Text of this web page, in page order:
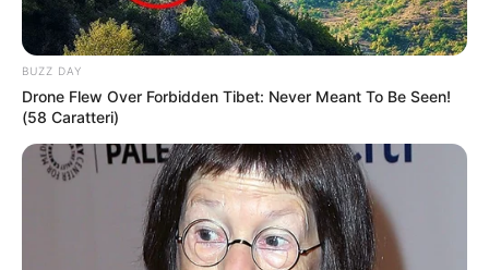
Anti Mainstream, 10 Cara
Membawa Barang Belanjaan
Versi Warga Thailand
BUZZ DAY
Drone Flew Over Forbidden Tibet: Never Meant To Be Seen!
(58 Caratteri)